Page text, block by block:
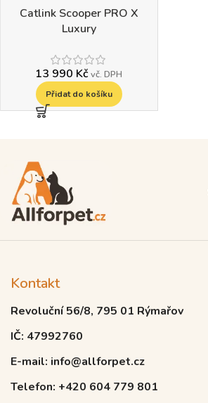
Catlink Scooper PRO X
Luxury
13 990 Kč vč. DPH
Přidat do košíku
Kontakt
Revoluční 56/8, 795 01 Rýmařov
IČ: 47992760
E-mail: info@allforpet.cz
Telefon: +420 604 779 801